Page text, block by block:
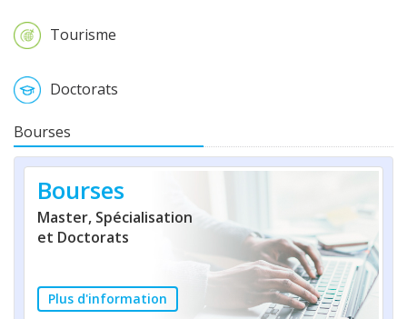
Tourisme
Doctorats
Bourses
Bourses
Master, Spécialisation
et Doctorats
Plus d'information